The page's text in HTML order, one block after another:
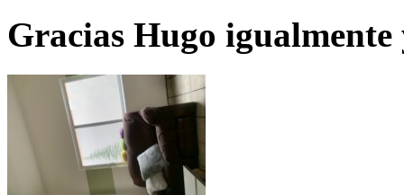
Gracias Hugo igualmente